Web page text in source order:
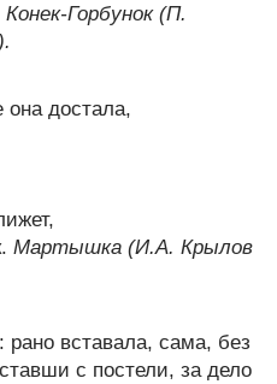
Конек-Горбунок (П.
достала,
Мартышка (И.А. Крылов
вставала, сама, без
с постели, за дело